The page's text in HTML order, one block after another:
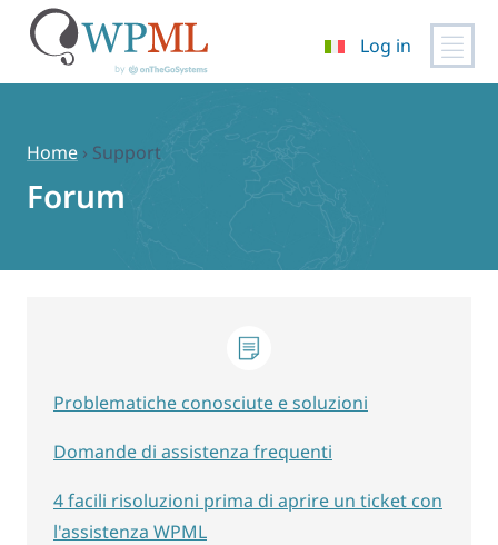
contenuto
Log in
Home › Support
Forum
Problematiche conosciute e soluzioni
Domande di assistenza frequenti
4 facili risoluzioni prima di aprire un ticket con
l'assistenza WPML